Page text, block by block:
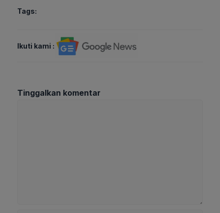
Tags:
Ikuti kami :
Tinggalkan komentar